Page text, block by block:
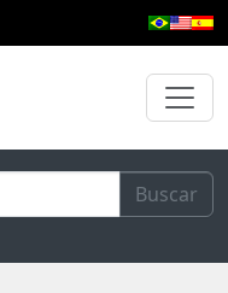
Buscar